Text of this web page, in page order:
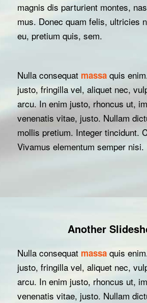
magnis dis parturient montes,
mus. Donec quam felis, ultricies
eu, pretium quis, sem.
Nulla consequat massaquis
justo, fringilla vel, aliquet nec,
arcu. In enim justo, rhoncus ut,
venenatis vitae, justo. Nullam
mollis pretium. Integer tincidunt.
Vivamus elementum semper nisi.
Another
Nulla consequat massaquis
justo, fringilla vel, aliquet nec,
arcu. In enim justo, rhoncus ut,
venenatis vitae, justo. Nullam